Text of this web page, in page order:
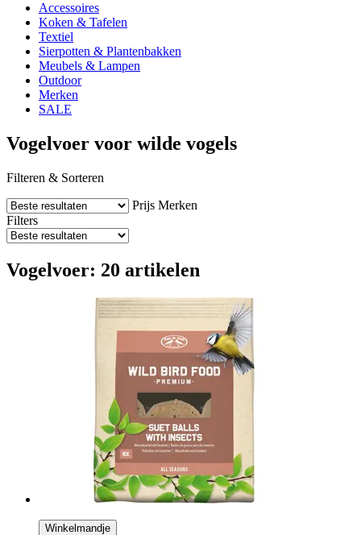
Accessoires
Koken & Tafelen
Textiel
Sierpotten & Plantenbakken
Meubels & Lampen
Outdoor
Merken
SALE
Vogelvoer voor wilde vogels
Filteren & Sorteren
Prijs Merken
Filters
Vogelvoer: 20 artikelen
Winkelmandje